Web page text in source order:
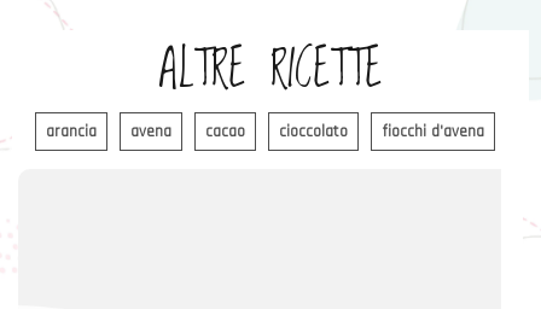
ALTRE RICETTE
arancia avena cacao cioccolato fiocchi d'avena